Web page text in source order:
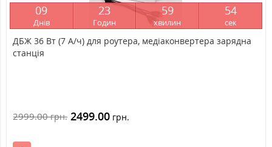
09
Днів
23
Годин
59
хвилин
53
сек
ДБЖ 36 Вт (7 А/ч) для роутера, медіаконвертера зарядна
станція
2999.00грн. 2499.00 грн.